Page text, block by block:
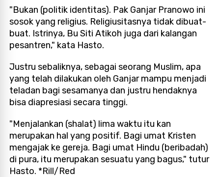
"Bukan (politik identitas). Pak Ganjar Pranowo ini
sosok yang religius. Religiusitasnya tidak dibuat-
buat. Istrinya, Bu Siti Atikoh juga dari kalangan
pesantren," kata Hasto.
Justru sebaliknya, sebagai seorang Muslim, apa
yang telah dilakukan oleh Ganjar mampu menjadi
teladan bagi sesamanya dan justru hendaknya
bisa diapresiasi secara tinggi.
"Menjalankan (shalat) lima waktu itu kan
merupakan hal yang positif. Bagi umat Kristen
mengajak ke gereja. Bagi umat Hindu (beribadah)
di pura, itu merupakan sesuatu yang bagus," tutur
Hasto. *Rill/Red